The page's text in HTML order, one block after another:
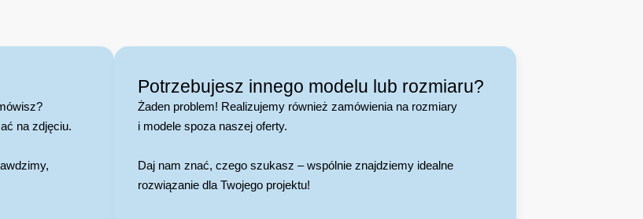
na zdjęciu.
Potrzebujesz innego modelu lub rozmiaru?
Żaden problem! Realizujemy również zamówienia na rozmiary
i modele spoza naszej oferty.
Daj nam znać, czego szukasz – wspólnie znajdziemy idealne
rozwiązanie dla Twojego projektu!